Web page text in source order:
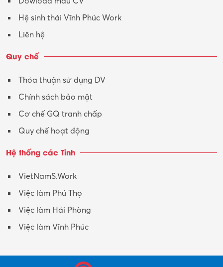
Hệ sinh thái Vĩnh Phúc Work
Liên hệ
Quy chế
Thỏa thuận sử dụng DV
Chính sách bảo mật
Cơ chế GQ tranh chấp
Quy chế hoạt động
Hệ thống các Tỉnh
VietNamS.Work
Việc làm Phú Thọ
Việc làm Hải Phòng
Việc làm Vĩnh Phúc